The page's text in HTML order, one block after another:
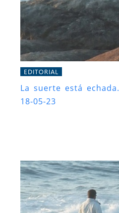
EDITORIAL
La suerte está echada.
18-05-23